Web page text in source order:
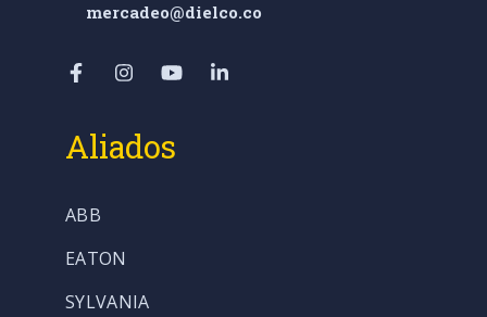
mercadeo@dielco.co
Aliados
ABB
EATON
SYLVANIA